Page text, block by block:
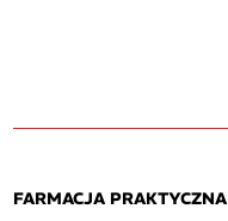
FARMACJA PRAKTYCZNA